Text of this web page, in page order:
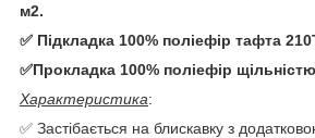
м2.
✅ Підкладка 100% поліефір тафта
✅Прокладка 100% поліефір
Характеристика:
✅ Застібається на блискавку з